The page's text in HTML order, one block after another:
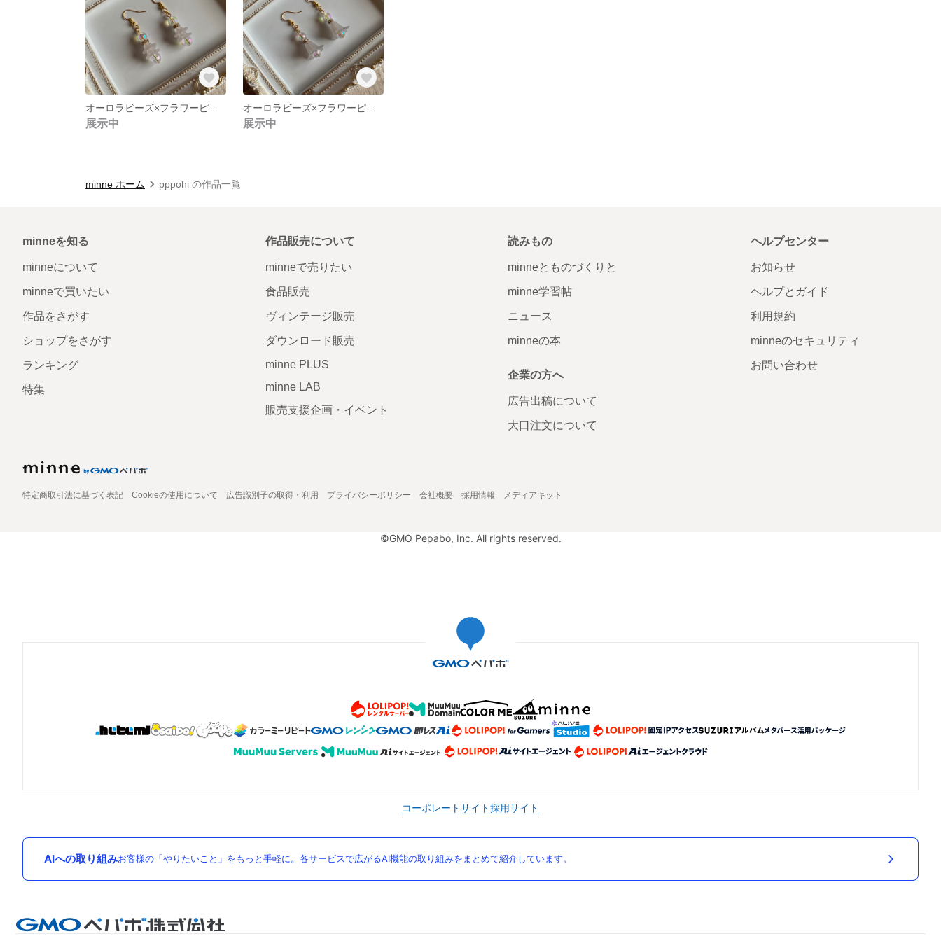
展示中
オーロラビーズ×フラワーピアス Vol.1
展示中
minne ホーム pppohi の作品一覧
minneを知る
minneについて
minneで買いたい
作品をさがす
ショップをさがす
ランキング
特集
作品販売について
minneで売りたい
食品販売
ヴィンテージ販売
ダウンロード販売
minne PLUS
minne LAB
販売支援企画・イベント
読みもの
minneとものづくりと
minne学習帖
ニュース
minneの本
企業の方へ
広告出稿について
大口注文について
ヘルプセンター
お知らせ
ヘルプとガイド
利用規約
minneのセキュリティ
お問い合わせ
特定商取引法に基づく表記 Cookieの使用について 広告識別子の取得・利用 プライバシーポリシー 会社概要 採用情報 メディアキット
©GMO Pepabo, Inc. All rights reserved.
コーポレートサイト採用サイト
AIへの取り組みお客様の「やりたいこと」をもっと手軽に。各サービスで広がるAI機能の取り組みをまとめて紹介しています。